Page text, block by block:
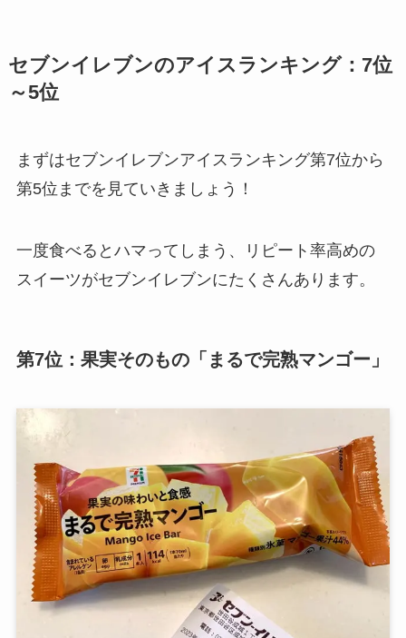
セブンイレブンのアイスランキング：7位
～5位
まずはセブンイレブンアイスランキング第7位から
第5位までを見ていきましょう！
一度食べるとハマってしまう、リピート率高めの
スイーツがセブンイレブンにたくさんあります。
第7位：果実そのもの「まるで完熟マンゴー」